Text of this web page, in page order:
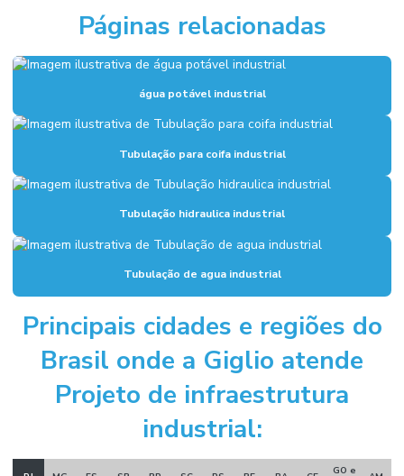
Execução de fundação industrial
Fundações industriais
Instalação de combate a incêndio
Instalação de hidrantes
Instalação hidráulica para indústria
Instalação hidráulica industrial
Instalação de sistema de combate a incêndio
Instalação de sistema de incêndio
Manutenção sistema de alarme de incêndio
Páginas relacionadas
água potável industrial
Tubulação para coifa industrial
Tubulação hidraulica industrial
Tubulação de agua industrial
Principais cidades e regiões do
Brasil onde a Giglio atende
Projeto de infraestrutura
industrial:
GO e